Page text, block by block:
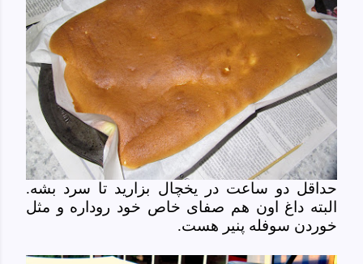
حداقل دو ساعت در یخچال بزارید تا سرد بشه.
البته داغ اون هم صفای خاص خود روداره و مثل
خوردن سوفله پنیر هست.